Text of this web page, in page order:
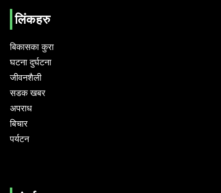
लिंकहरु
बिकासका कुरा
घटना दुर्घटना
जीवनशैली
सडक खबर
अपराध
बिचार
पर्यटन